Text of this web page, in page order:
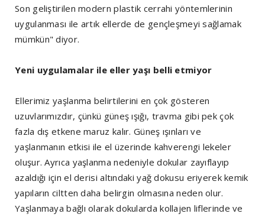
Son geliştirilen modern plastik cerrahi yöntemlerinin
uygulanması ile artık ellerde de gençleşmeyi sağlamak
mümkün" diyor.
Yeni uygulamalar ile eller yaşı belli etmiyor
Ellerimiz yaşlanma belirtilerini en çok gösteren
uzuvlarımızdır, çünkü güneş ışığı, travma gibi pek çok
fazla dış etkene maruz kalır. Güneş ışınları ve
yaşlanmanın etkisi ile el üzerinde kahverengi lekeler
oluşur. Ayrıca yaşlanma nedeniyle dokular zayıflayıp
azaldığı için el derisi altındaki yağ dokusu eriyerek kemik
yapıların ciltten daha belirgin olmasına neden olur.
Yaşlanmaya bağlı olarak dokularda kollajen liflerinde ve